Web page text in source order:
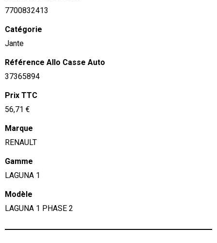
7700832413
Catégorie
Jante
Référence Allo Casse Auto
37365894
Prix TTC
56,71 €
Marque
RENAULT
Gamme
LAGUNA 1
Modèle
LAGUNA 1 PHASE 2